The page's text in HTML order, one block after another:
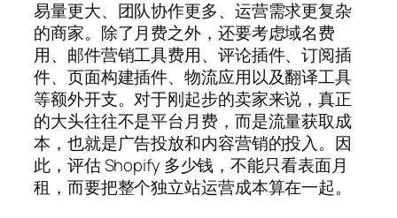
易量更大、团队协作更多、运营需求更复杂
的商家。除了月费之外，还要考虑域名费
用、邮件营销工具费用、评论插件、订阅插
件、页面构建插件、物流应用以及翻译工具
等额外开支。对于刚起步的卖家来说，真正
的大头往往不是平台月费，而是流量获取成
本，也就是广告投放和内容营销的投入。因
此，评估 Shopify 多少钱，不能只看表面月
租，而要把整个独立站运营成本算在一起。